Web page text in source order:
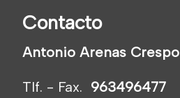
Contacto
Antonio Arenas Crespo
Tlf. - Fax. 963496477